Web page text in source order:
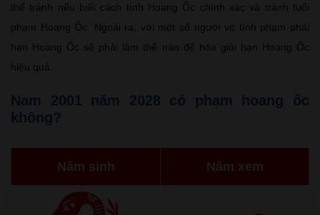
thể tránh nếu biết cách tính Hoang Ốc chính xác và tránh tuổi
phạm Hoang Ốc. Ngoài ra, với một số người vô tình phạm phải
hạn Hoang Ốc sẽ phải làm thế nào để hóa giải hạn Hoang Ốc
hiệu quả.
Nam 2001 năm 2028 có phạm hoang ốc
không?
Năm sinh Năm xem